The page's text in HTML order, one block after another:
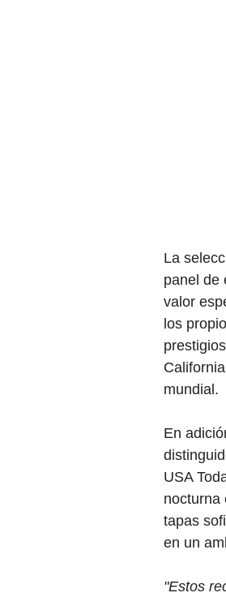
La
panel de
valor
los
mundial.
En
USA
nocturna
tapas
en un
"Estos